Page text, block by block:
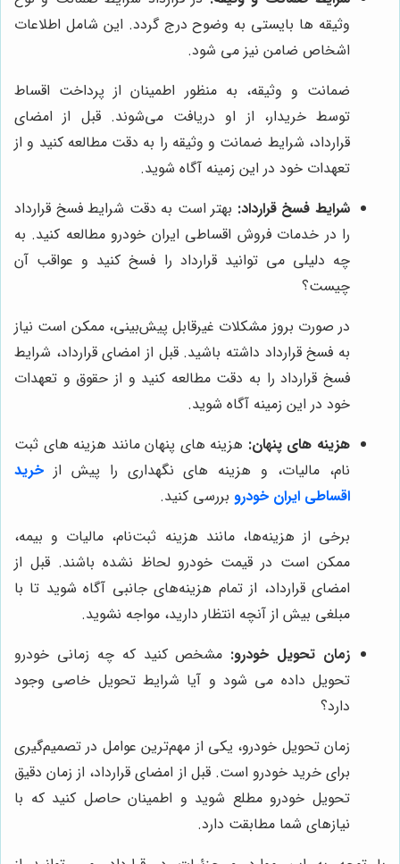
وثیقه ها بایستی به وضوح درج گردد. این شامل اطلاعات
اشخاص ضامن نیز می شود.
ضمانت و وثیقه، به منظور اطمینان از پرداخت اقساط
توسط خریدار، از او دریافت می‌شوند. قبل از امضای
قرارداد، شرایط ضمانت و وثیقه را به دقت مطالعه کنید و از
تعهدات خود در این زمینه آگاه شوید.
شرایط فسخ قرارداد: بهتر است به دقت شرایط فسخ قرارداد
را در خدمات فروش اقساطی ایران خودرو مطالعه کنید. به
چه دلیلی می توانید قرارداد را فسخ کنید و عواقب آن
چیست؟
در صورت بروز مشکلات غیرقابل پیش‌بینی، ممکن است نیاز
به فسخ قرارداد داشته باشید. قبل از امضای قرارداد، شرایط
فسخ قرارداد را به دقت مطالعه کنید و از حقوق و تعهدات
خود در این زمینه آگاه شوید.
هزینه های پنهان: هزینه های پنهان مانند هزینه های ثبت
نام، مالیات، و هزینه های نگهداری را پیش از خرید
اقساطی ایران خودرو بررسی کنید.
برخی از هزینه‌ها، مانند هزینه ثبت‌نام، مالیات و بیمه،
ممکن است در قیمت خودرو لحاظ نشده باشند. قبل از
امضای قرارداد، از تمام هزینه‌های جانبی آگاه شوید تا با
مبلغی بیش از آنچه انتظار دارید، مواجه نشوید.
زمان تحویل خودرو: مشخص کنید که چه زمانی خودرو
تحویل داده می شود و آیا شرایط تحویل خاصی وجود
دارد؟
زمان تحویل خودرو، یکی از مهم‌ترین عوامل در تصمیم‌گیری
برای خرید خودرو است. قبل از امضای قرارداد، از زمان دقیق
تحویل خودرو مطلع شوید و اطمینان حاصل کنید که با
نیازهای شما مطابقت دارد.